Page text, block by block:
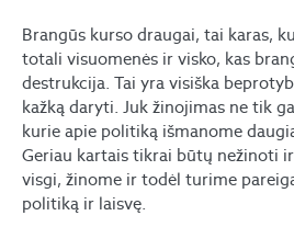
Brangūs kurso draugai, tai karas,
totali visuomenės ir visko, kas
destrukcija. Tai yra visiška
kažką daryti. Juk žinojimas ne tik
kurie apie politiką išmanome
Geriau kartais tikrai būtų nežinoti
visgi, žinome ir todėl turime
politiką ir laisvę.